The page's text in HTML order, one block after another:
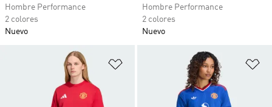
Hombre Performance
2 colores
Nuevo
Hombre Performance
2 colores
Nuevo
Añadir a la lista de deseos